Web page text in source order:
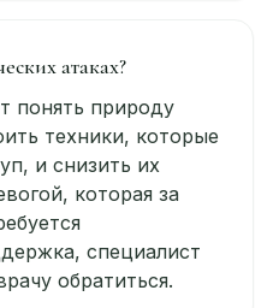
атаках?
понять природу
техники, которые
и снизить их
которая за
специалист
обратиться.